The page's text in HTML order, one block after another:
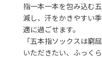
指一本一本を包み込む
減し、汗をかきやすい
適に過ごせます。
「五本指ソックスは窮
いただきたい、ふっく